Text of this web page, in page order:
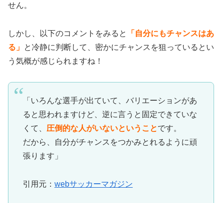
せん。
しかし、以下のコメントをみると
「自分にもチャンスはあ
る」 と冷静に判断して、密かにチャンスを狙っているとい
う気概が感じられますね！
「いろんな選手が出ていて、バリエーションがあ
ると思われますけど、逆に言うと固定できていな
くて、 圧倒的な人がいないということです。
だから、自分がチャンスをつかみとれるように頑
張ります」
引用元： webサッカーマガジン